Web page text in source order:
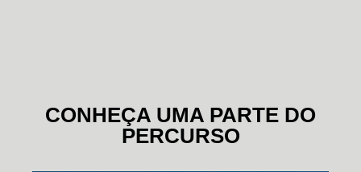
CONHEÇA UMA PARTE DO
PERCURSO